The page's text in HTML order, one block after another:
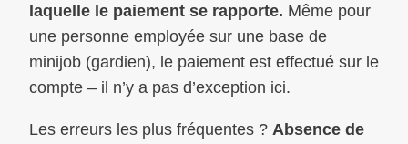
laquelle le paiement se rapporte. Même pour
une personne employée sur une base de
minijob (gardien), le paiement est effectué sur le
compte – il n’y a pas d’exception ici.
Les erreurs les plus fréquentes ? Absence de